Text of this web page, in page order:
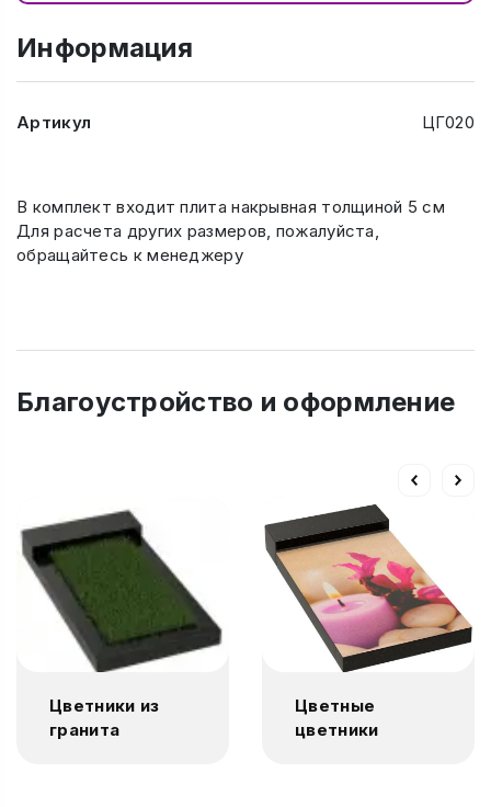
Информация
Артикул ЦГ020
В комплект входит плита накрывная толщиной 5 см
Для расчета других размеров, пожалуйста,
обращайтесь к менеджеру
Благоустройство и оформление
Цветники из
гранита
Цветные
цветники